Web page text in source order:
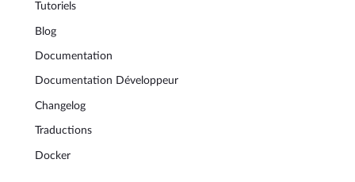
Tutoriels
Blog
Documentation
Documentation Développeur
Changelog
Traductions
Docker